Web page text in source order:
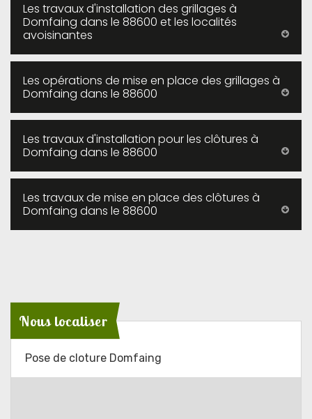
Les travaux d'installation des grillages à
Domfaing dans le 88600 et les localités
avoisinantes
Les opérations de mise en place des grillages à
Domfaing dans le 88600
Les travaux d'installation pour les clôtures à
Domfaing dans le 88600
Les travaux de mise en place des clôtures à
Domfaing dans le 88600
Nous localiser
Pose de cloture Domfaing